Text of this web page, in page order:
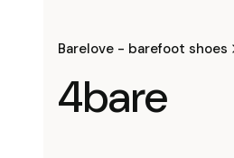
Barelove - barefoot shoes
4bare